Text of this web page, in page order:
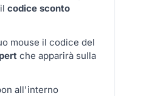
codice sconto
mouse il codice del
che apparirà sulla
all'interno